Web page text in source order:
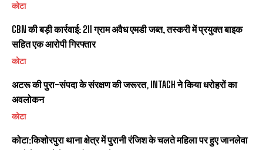
कोटा
CBN की बड़ी कार्रवाई: 211 ग्राम अवैध एमडी जब्त, तस्करी में प्रयुक्त बाइक
सहित एक आरोपी गिरफ्तार
कोटा
अटरू की पुरा-संपदा के संरक्षण की जरूरत, INTACH ने किया धरोहरों का
अवलोकन
कोटा
कोटा:किशोरपुरा थाना क्षेत्र में पुरानी रंजिश के चलते महिला पर हुए जानलेवा